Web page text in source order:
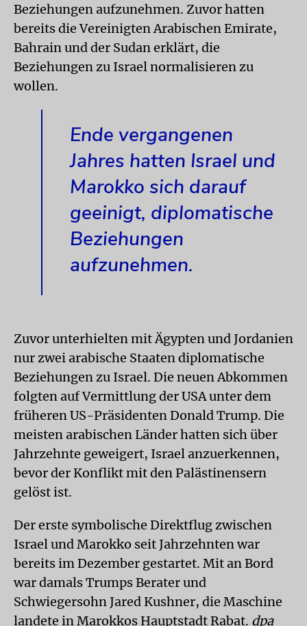
Beziehungen aufzunehmen. Zuvor hatten
bereits die Vereinigten Arabischen Emirate,
Bahrain und der Sudan erklärt, die
Beziehungen zu Israel normalisieren zu
wollen.
Ende vergangenen
Jahres hatten Israel und
Marokko sich darauf
geeinigt, diplomatische
Beziehungen
aufzunehmen.
Zuvor unterhielten mit Ägypten und Jordanien
nur zwei arabische Staaten diplomatische
Beziehungen zu Israel. Die neuen Abkommen
folgten auf Vermittlung der USA unter dem
früheren US-Präsidenten Donald Trump. Die
meisten arabischen Länder hatten sich über
Jahrzehnte geweigert, Israel anzuerkennen,
bevor der Konflikt mit den Palästinensern
gelöst ist.
Der erste symbolische Direktflug zwischen
Israel und Marokko seit Jahrzehnten war
bereits im Dezember gestartet. Mit an Bord
war damals Trumps Berater und
Schwiegersohn Jared Kushner, die Maschine
landete in Marokkos Hauptstadt Rabat. dpa